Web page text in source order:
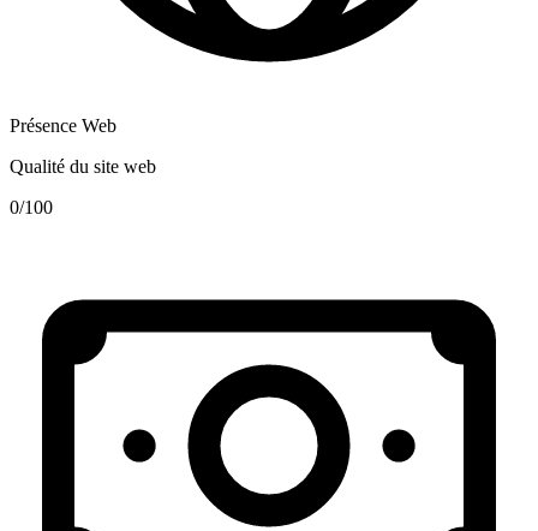
Présence Web
Qualité du site web
0/100